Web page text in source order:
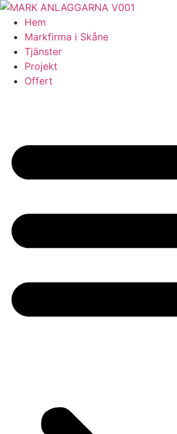
Skip
content
Hem
Markfirma i Skåne
Tjänster
Projekt
Offert